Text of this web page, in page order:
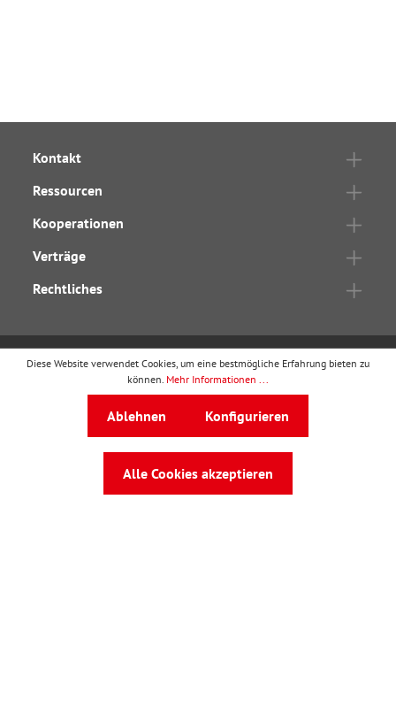
Kontakt
Ressourcen
Kooperationen
Verträge
Rechtliches
wbv Publikationist ein Geschäftsbereich von
Auf dem Esch 4 · 33619 Bielefeld · Telefon
service@wbv.de
Folgen Sie uns auf:
Diese Website verwendet Cookies, um eine bestmögliche Erfahrung bieten zu
können. Mehr Informationen ...
Ablehnen Konfigurieren
Alle Cookies akzeptieren